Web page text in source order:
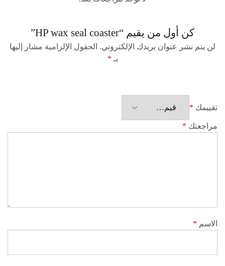
كن أول من يقيم “HP wax seal coaster”
لن يتم نشر عنوان بريدك الإلكتروني. الحقول الإلزامية مشار إليها
بـ *
تقييمك *
مراجعتك *
الاسم *